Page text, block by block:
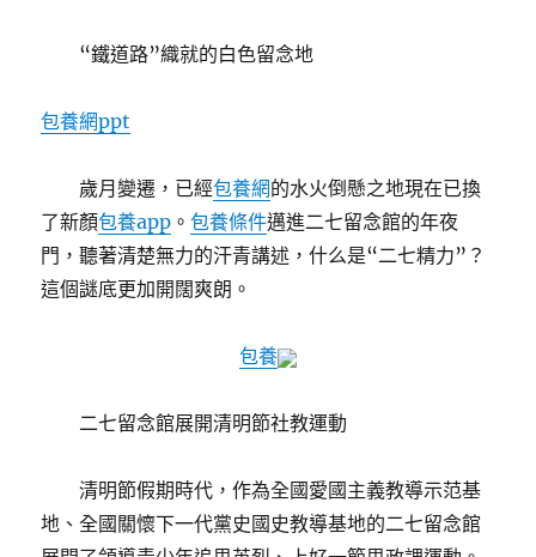
“鐵道路”織就的白色留念地
包養網ppt
歲月變遷，已經包養網的水火倒懸之地現在已換
了新顏包養app 。包養條件邁進二七留念館的年夜
門，聽著清楚無力的汗青講述，什么是“二七精力”？
這個謎底更加開闊爽朗。
包養
二七留念館展開清明節社教運動
清明節假期時代，作為全國愛國主義教導示范基
地、全國關懷下一代黨史國史教導基地的二七留念館